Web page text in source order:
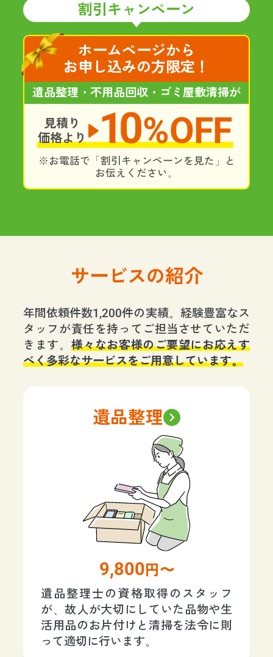
割引キャンペーン
ホームページから
お申し込みの方限定！
遺品整理・不用品回収・ゴミ屋敷清掃が
見積り
価格より
10%OFF
※お電話で「割引キャンペーンを見た」と
お伝えください。
サービスの紹介
年間依頼件数1,200件の実績。経験豊富なス
タッフが責任を持ってご担当させていただ
きます。 様々なお客様のご要望にお応えす
べく多彩なサービスをご用意しています。
遺品整理
9,800 円〜
遺品整理士の資格取得のスタッフ
が、故人が大切にしていた品物や生
活用品のお片付けと清掃を法令に則
って適切に行います。